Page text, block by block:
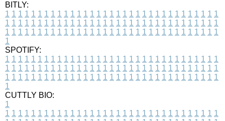
BITLY:
1 1 1 1 1 1 1 1 1 1 1 1 1 1 1 1 1 1 1 1 1 1 1 1 1 1 1 1 1 1 1 1 1
1 1 1 1 1 1 1 1 1 1 1 1 1 1 1 1 1 1 1 1 1 1 1 1 1 1 1 1 1 1 1 1 1
1 1 1 1 1 1 1 1 1 1 1 1 1 1 1 1 1 1 1 1 1 1 1 1 1 1 1 1 1 1 1 1 1
1
SPOTIFY:
1 1 1 1 1 1 1 1 1 1 1 1 1 1 1 1 1 1 1 1 1 1 1 1 1 1 1 1 1 1 1 1 1
1 1 1 1 1 1 1 1 1 1 1 1 1 1 1 1 1 1 1 1 1 1 1 1 1 1 1 1 1 1 1 1 1
1 1 1 1 1 1 1 1 1 1 1 1 1 1 1 1 1 1 1 1 1 1 1 1 1 1 1 1 1 1 1 1 1
1
CUTTLY BIO:
1
1 1 1 1 1 1 1 1 1 1 1 1 1 1 1 1 1 1 1 1 1 1 1 1 1 1 1 1 1 1 1 1 1